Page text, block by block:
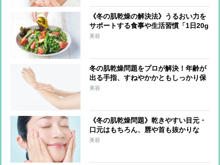
《冬の肌乾燥の解決法》うるおい力を
サポートする食事や生活習慣「1日20g
の油脂を」「外出時はマスクで保湿」
美容
冬の肌乾燥問題をプロが解決！年齢が
出る手指、すねやかかともしっかり保
湿「調理中はこまめに手を拭く」のも
美容
《冬の肌乾燥問題》乾きやすい目元・
口元はもちろん、唇や首も抜かりな
く！ブースターを活用、ドラッグスト
美容